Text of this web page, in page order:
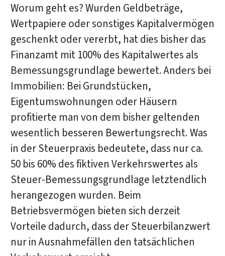
Worum geht es? Wurden Geldbeträge,
Wertpapiere oder sonstiges Kapitalvermögen
geschenkt oder vererbt, hat dies bisher das
Finanzamt mit 100% des Kapitalwertes als
Bemessungsgrundlage bewertet. Anders bei
Immobilien: Bei Grundstücken,
Eigentumswohnungen oder Häusern
profitierte man von dem bisher geltenden
wesentlich besseren Bewertungsrecht. Was
in der Steuerpraxis bedeutete, dass nur ca.
50 bis 60% des fiktiven Verkehrswertes als
Steuer-Bemessungsgrundlage letztendlich
herangezogen wurden. Beim
Betriebsvermögen bieten sich derzeit
Vorteile dadurch, dass der Steuerbilanzwert
nur in Ausnahmefällen den tatsächlichen